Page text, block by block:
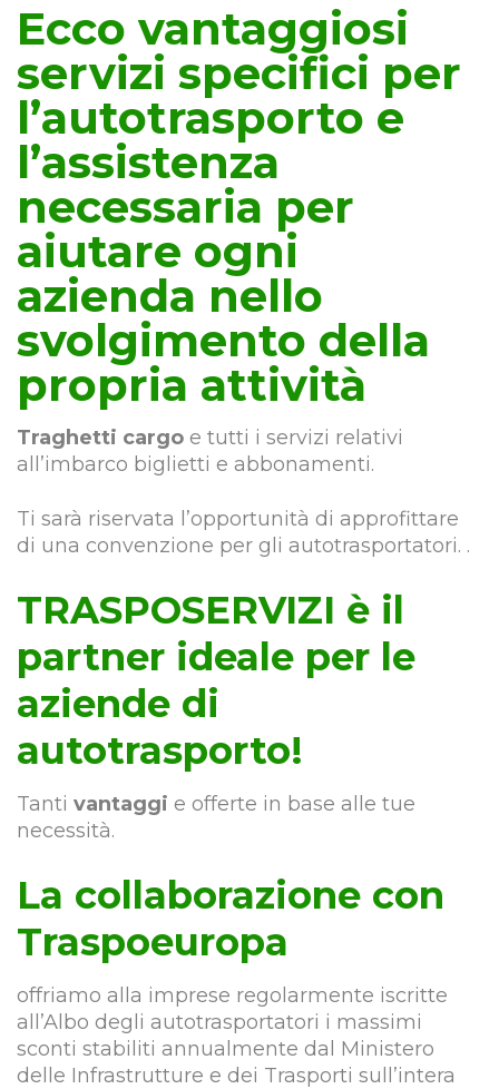
Ecco vantaggiosi
servizi specifici per
l’autotrasporto e
l’assistenza
necessaria per
aiutare ogni
azienda nello
svolgimento della
propria attività
Traghetti cargo e tutti i servizi relativi
all’imbarco biglietti e abbonamenti.
Ti sarà riservata l’opportunità di approfittare
di una convenzione per gli autotrasportatori. .
TRASPOSERVIZI è il
partner ideale per le
aziende di
autotrasporto!
Tanti vantaggi e offerte in base alle tue
necessità.
La collaborazione con
Traspoeuropa
offriamo alla imprese regolarmente iscritte
all’Albo degli autotrasportatori i massimi
sconti stabiliti annualmente dal Ministero
delle Infrastrutture e dei Trasporti sull’intera